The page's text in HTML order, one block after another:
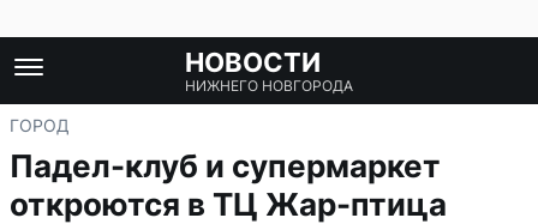
НОВОСТИ
НИЖНЕГО НОВГОРОДА
ГОРОД
Падел-клуб и супермаркет
откроются в ТЦ Жар-птица